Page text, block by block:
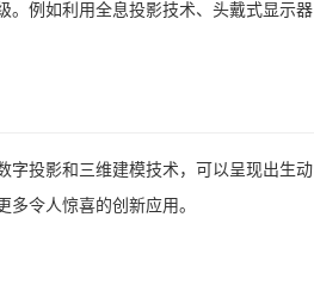
。例如利用全息投影技术、头戴式显示器
字投影和三维建模技术，可以呈现出生动
令人惊喜的创新应用。